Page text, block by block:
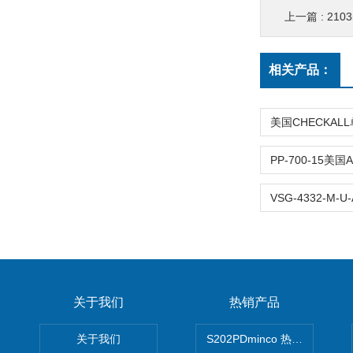
上一篇 :
相关产品：
关于我们
关于我们
热销产品
S202PDminco 热电阻